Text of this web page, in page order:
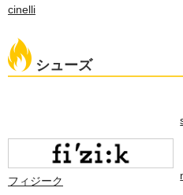
cinelli
シューズ
フィジーク